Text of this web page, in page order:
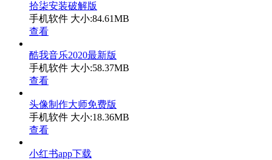
拾柒安装破解版
手机软件 大小:84.61MB
查看
酷我音乐2020最新版
手机软件 大小:58.37MB
查看
头像制作大师免费版
手机软件 大小:18.36MB
查看
小红书app下载